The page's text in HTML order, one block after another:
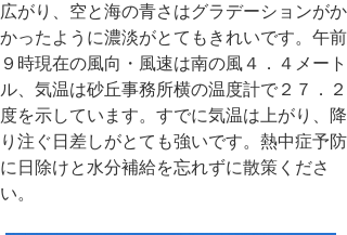
広がり、空と海の青さはグラデーションがか
かったように濃淡がとてもきれいです。午前
９時現在の風向・風速は南の風４．４メート
ル、気温は砂丘事務所横の温度計で２７．２
度を示しています。すでに気温は上がり、降
り注ぐ日差しがとても強いです。熱中症予防
に日除けと水分補給を忘れずに散策くださ
い。